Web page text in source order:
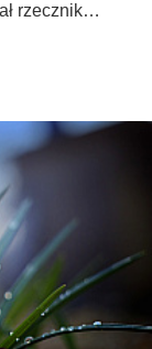
rzecznik…